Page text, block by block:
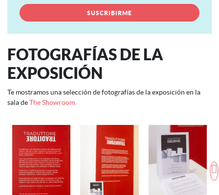
FOTOGRAFÍAS DE LA
EXPOSICIÓN
Te mostramos una selección de fotografías de la exposición en la
sala deThe Showroom.